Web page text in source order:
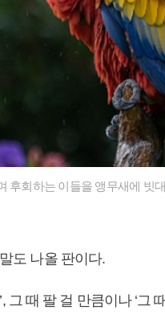
후회하는 이들을 앵무새에 빗
도 나올 판이다.
그 때 팔 걸 만큼이나 ‘그